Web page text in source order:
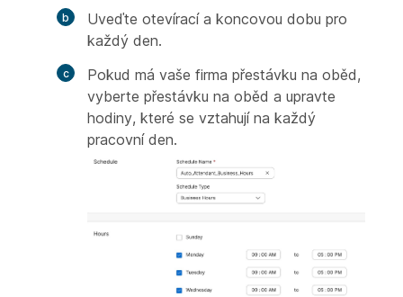
Uveďte otevírací a koncovou dobu pro
každý den.
Pokud má vaše firma přestávku na oběd,
vyberte přestávku na oběd a upravte
hodiny, které se vztahují na každý
pracovní den.